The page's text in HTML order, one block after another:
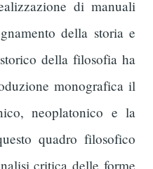
di manuali
della storia e
della filosofia ha
monografica il
neoplatonico e la
quadro filosofico
critica delle forme